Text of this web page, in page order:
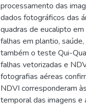
processamento das
dados fotográficos das
quadras de eucalipto
falhas em plantio,
também o teste Qui-
falhas vetorizadas e
fotografias aéreas
NDVI corresponderam
temporal das imagens e